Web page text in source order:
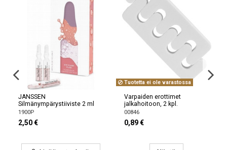
JANSSEN
Silmänympärystiiviste 2 ml
1900P
2,50 €
Tuotetta ei ole varastossa
Varpaiden erottimet
jalkahoitoon, 2 kpl.
00846
0,89 €